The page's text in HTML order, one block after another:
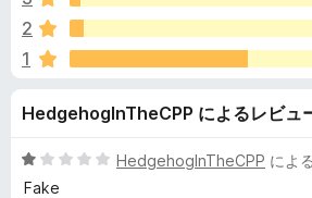
オ
ン
s
h
-
の
価
2
1
HedgehogInTheCPP によるレビュ
5
段
HedgehogInTheCPP によ
Fake